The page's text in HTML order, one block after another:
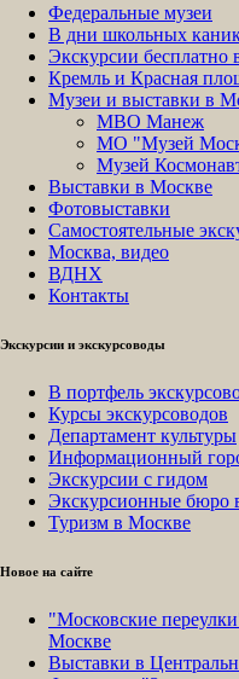
Федеральные музеи
В дни школьных
Экскурсии бесплатно
Кремль и Красная
Музеи и выставки в
МВО Манеж
МО "Музей
Музей
Выставки в Москве
Фотовыставки
Самостоятельные
Москва, видео
ВДНХ
Контакты
Экскурсии и экскурсоводы
В портфель
Курсы экскурсоводов
Департамент культуры
Информационный
Экскурсии с гидом
Экскурсионные бюро
Туризм в Москве
Новое на сайте
"Московские
Москве
Выставки в